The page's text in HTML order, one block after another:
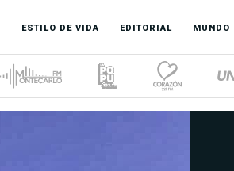
ESTILO DE VIDA EDITORIAL MUNDO